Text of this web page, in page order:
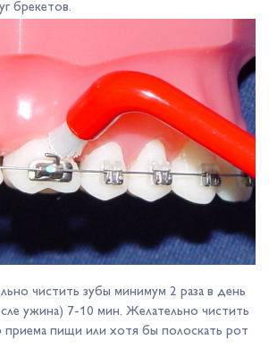
брекетов.
чистить зубы минимум 2 раза в день
ужина) 7-10 мин. Желательно чистить
приема пищи или хотя бы полоскать рот